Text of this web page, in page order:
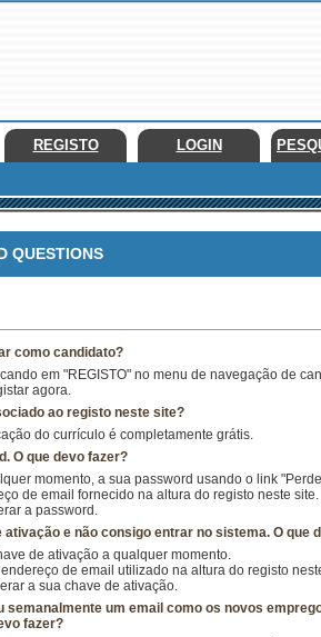
REGISTO LOGIN
QUESTIONS
como candidato?
em "REGISTO" no menu de navegação de
agora.
ao registo neste site?
do currículo é completamente grátis.
O que devo fazer?
momento, a sua password usando o link
de email fornecido na altura do registo neste site.
a password.
ativação e não consigo entrar no sistema. O que
de ativação a qualquer momento.
de email utilizado na altura do registo
a sua chave de ativação.
semanalmente um email como os novos
fazer?